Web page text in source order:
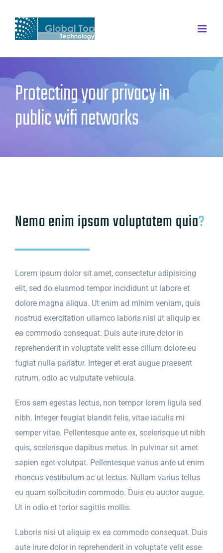
content
Protecting your privacy in
public wifi networks
Nemo enim ipsam voluptatem quia?
Lorem ipsum dolor sit amet, consectetur adipisicing
elit, sed do eiusmod tempor incididunt ut labore et
dolore magna aliqua. Ut enim ad minim veniam, quis
nostrud exercitation ullamco laboris nisi ut aliquip ex
ea commodo consequat. Duis aute irure dolor in
reprehenderit in voluptate velit esse cillum dolore eu
fugiat nulla pariatur. Integer et erat augue praesent
rutrum, odio ac vulputate vehicula.
Eros sem egestas lectus, non tempor lorem ligula sed
nibh. Integer feugiat blandit felis, vitae iaculis mi
semper vitae. Pellentesque ante ex, scelerisque ut nibh
quis, scelerisque dapibus metus. In pulvinar sit amet
sapien eget volutpat. Pellentesque varius ante ut enim
rhoncus vestibulum ac ut lectus. Nullam varius tellus
eu quam sollicitudin commodo. Duis eu auctor augue.
Ut in odio et tortor sagittis mollis.
Laboris nisi ut aliquip ex ea commodo consequat. Duis
aute irure dolor in reprehenderit in voluptate velit esse